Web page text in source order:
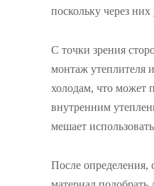
поскольку через
С точки зрения
монтаж утеплителя
холодам, что может
внутренним
мешает
После определения,